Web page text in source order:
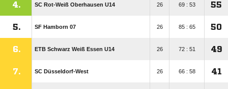
4. SC Rot-Weiß Oberhausen U14 26 69 : 53 55
5. SF Hamborn 07 26 85 : 65 50
6. ETB Schwarz Weiß Essen U14 26 72 : 51 49
7. SC Düsseldorf-West 26 66 : 58 41